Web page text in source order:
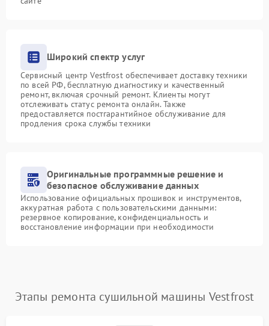
Широкий спектр услуг
Сервисный центр Vestfrost обеспечивает доставку техники
по всей РФ, бесплатную диагностику и качественный
ремонт, включая срочный ремонт. Клиенты могут
отслеживать статус ремонта онлайн. Также
предоставляется постгарантийное обслуживание для
продления срока службы техники
Оригинальные программные решение и
безопасное обслуживание данных
Использование официальных прошивок и инструментов,
аккуратная работа с пользовательскими данными:
резервное копирование, конфиденциальность и
восстановление информации при необходимости
Этапы ремонта сушильной машины Vestfrost